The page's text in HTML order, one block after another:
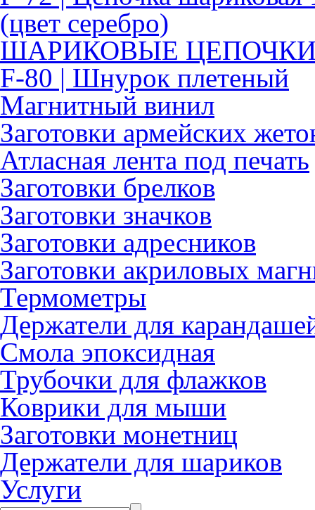
(цвет серебро)
ШАРИКОВЫЕ
F-80 | Шнурок плетеный
Магнитный винил
Заготовки армейских
Атласная лента под печать
Заготовки брелков
Заготовки значков
Заготовки адресников
Заготовки акриловых
Термометры
Держатели для
Смола эпоксидная
Трубочки для флажков
Коврики для мыши
Заготовки монетниц
Держатели для шариков
Услуги